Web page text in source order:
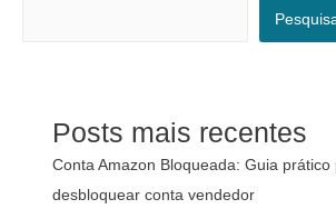
Posts mais recentes
Conta Amazon Bloqueada: Guia prático
desbloquear conta vendedor